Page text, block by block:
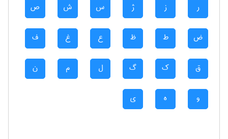
ر ز ژ س ش ص
ض ط ظ ع غ ف
ق ک گ ل م ن
و ه ی